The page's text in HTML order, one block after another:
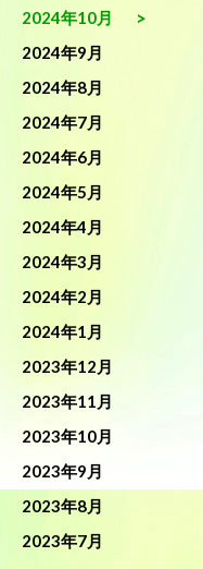
2024年10月
2024年9月
2024年8月
2024年7月
2024年6月
2024年5月
2024年4月
2024年3月
2024年2月
2024年1月
2023年12月
2023年11月
2023年10月
2023年9月
2023年8月
2023年7月